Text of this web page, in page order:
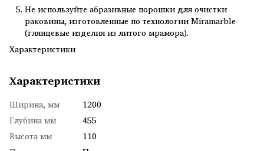
Не используйте абразивные порошки для очистки
раковины, изготовленные по технологии Miramarble
(глянцевые изделия из литого мрамора).
Характеристики
Характеристики
Ширина, мм
1200
Глубина мм
455
Высота мм
110